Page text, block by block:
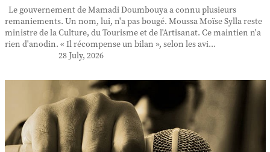
Le gouvernement de Mamadi Doumbouya a connu plusieurs
remaniements. Un nom, lui, n'a pas bougé. Moussa Moïse Sylla reste
ministre de la Culture, du Tourisme et de l'Artisanat. Ce maintien n'a
rien d'anodin. « Il récompense un bilan », selon les avi...
28 July, 2026